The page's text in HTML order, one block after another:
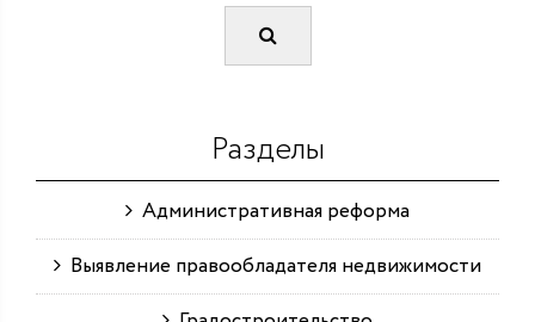
Разделы
Административная реформа
Выявление правообладателя недвижимости